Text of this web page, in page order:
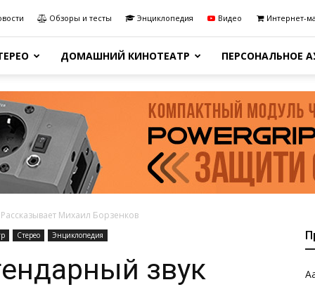
Обзоры и тесты Энциклопедия Видео Интернет-
ДОМАШНИЙ КИНОТЕАТР ПЕРСОНАЛЬНОЕ
Михаил Борзенков
Стерео Энциклопедия
звук